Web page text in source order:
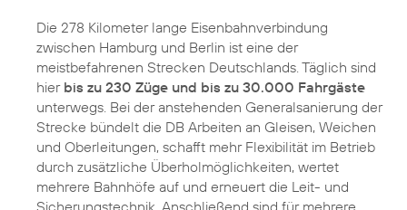
Die 278 Kilometer lange Eisenbahnverbindung
zwischen Hamburg und Berlin ist eine der
meistbefahrenen Strecken Deutschlands. Täglich sind
hier bis zu 230 Züge und bis zu 30.000 Fahrgäste
unterwegs. Bei der anstehenden Generalsanierung der
Strecke bündelt die DB Arbeiten an Gleisen, Weichen
und Oberleitungen, schafft mehr Flexibilität im Betrieb
durch zusätzliche Überholmöglichkeiten, wertet
mehrere Bahnhöfe auf und erneuert die Leit- und